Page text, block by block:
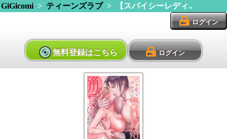
GiGicomi> ティーンズラブ> 【スパイシーレディ..
ログイン
無料登録はこちら ログイン